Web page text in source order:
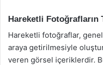
Hareketli Fotoğrafların
Hareketli fotoğraflar,
araya getirilmesiyle
veren görsel içeriklerdir.